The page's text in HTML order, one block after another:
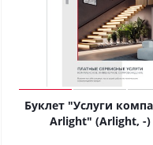
Буклет "Услуги
Arlight" (Arlight, -)